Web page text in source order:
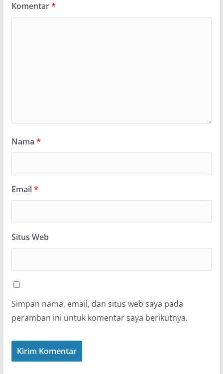
Komentar*
Nama *
Email*
Situs Web
Simpan nama, email, dan situs web saya pada
peramban ini untuk komentar saya berikutnya.